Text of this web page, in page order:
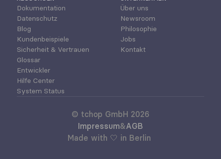
Dokumentation
Datenschutz
Blog
Kundenbeispiele
Sicherheit & Vertrauen
Glossar
Entwickler
Hilfe Center
System Status
Über uns
Newsroom
Philosophie
Jobs
Kontakt
© tchop GmbH 2026
Impressum&AGB
Made with 🤍 in Berlin